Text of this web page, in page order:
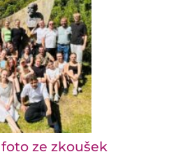
ze zkoušek